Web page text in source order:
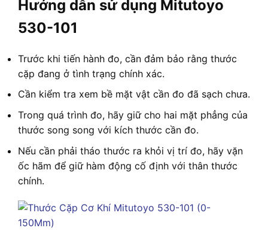
Hướng dẫn sử dụng Mitutoyo
530-101
Trước khi tiến hành đo, cần đảm bảo rằng thước
cặp đang ở tình trạng chính xác.
Cần kiểm tra xem bề mặt vật cần đo đã sạch chưa.
Trong quá trình đo, hãy giữ cho hai mặt phẳng của
thước song song với kích thước cần đo.
Nếu cần phải tháo thước ra khỏi vị trí đo, hãy vặn
ốc hãm để giữ hàm động cố định với thân thước
chính.